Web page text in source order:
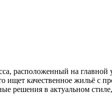
расположенный на главной
качественное жильё с
решения в актуальном